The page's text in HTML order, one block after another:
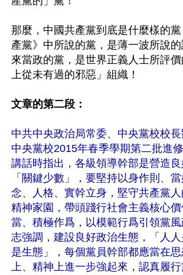
那麼，中國共產黨到底是什麼樣的
產黨》中所說的黨，是薄一波所說
來當政的黨，是世界正義人士所評
上從未有過的邪惡」組織！
文章的第二段：
中共中央政治局常委、中央黨校校
中央黨校2015年春季學期第二批進
講話時指出，各級領導幹部是營造
「關鍵少數」，要堅持以身作則、
念、人格、實幹立身，堅守共產黨
精神家園，帶頭踐行社會主義核心
當、積極作爲，以模範行爲引領黨風
志強調，建設良好政治生態，「人
是生態」，每個黨員幹部都應當在
上、精神上進一步強起來，認真履